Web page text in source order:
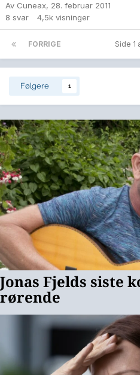
Av Cuneax, 28. februar 2011
8 svar 4,5k visninger
FORRIGE Side 1
Følgere 1